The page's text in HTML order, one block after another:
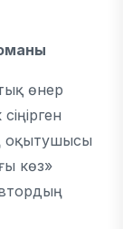
өнер
оқытушысы
көз»